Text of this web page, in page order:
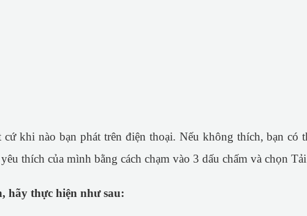
khi nào bạn phát trên điện thoại. Nếu không thích, bạn có
thích của mình bằng cách chạm vào 3 dấu chấm và chọn
hãy thực hiện như sau: